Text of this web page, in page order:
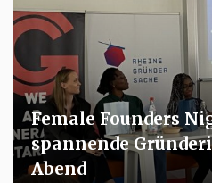
Female Founders
spannende
Abend